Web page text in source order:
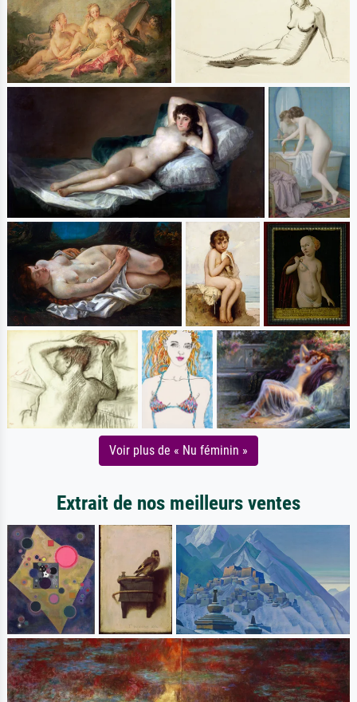
Voir plus de « Nu féminin »
Extrait de nos meilleurs ventes